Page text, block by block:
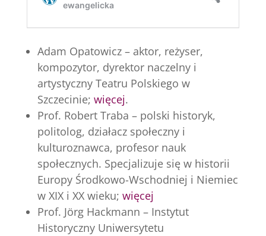
Adam Opatowicz – aktor, reżyser,
kompozytor, dyrektor naczelny i
artystyczny Teatru Polskiego w
Szczecinie; więcej.
Prof. Robert Traba – polski historyk,
politolog, działacz społeczny i
kulturoznawca, profesor nauk
społecznych. Specjalizuje się w historii
Europy Środkowo-Wschodniej i Niemiec
w XIX i XX wieku; więcej
Prof. Jörg Hackmann – Instytut
Historyczny Uniwersytetu